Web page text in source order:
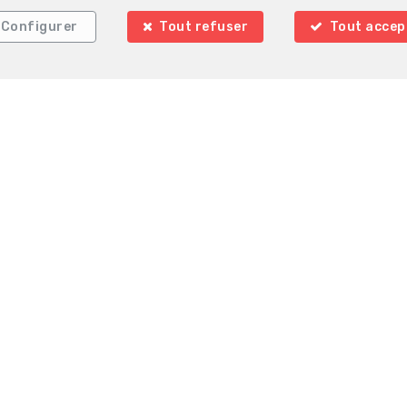
Configurer Tout refuser Tout